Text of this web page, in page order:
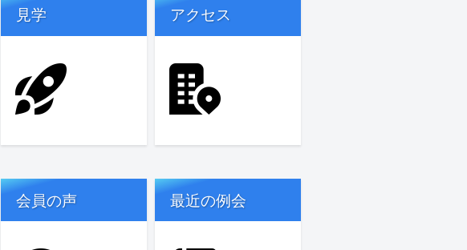
見学 アクセス
会員の声 最近の例会